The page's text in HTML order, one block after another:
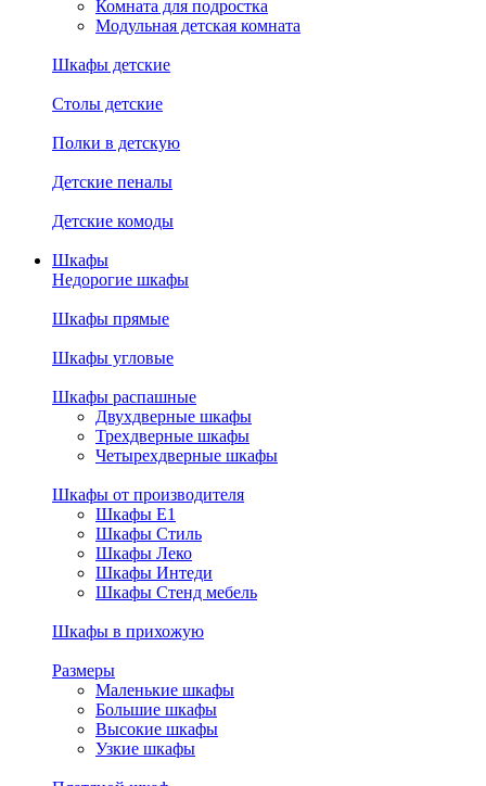
Комната для подростка
Модульная детская комната
Шкафы детские
Столы детские
Полки в детскую
Детские пеналы
Детские комоды
Шкафы
Недорогие шкафы
Шкафы прямые
Шкафы угловые
Шкафы распашные
Двухдверные шкафы
Трехдверные шкафы
Четырехдверные шкафы
Шкафы от производителя
Шкафы E1
Шкафы Стиль
Шкафы Леко
Шкафы Интеди
Шкафы Стенд мебель
Шкафы в прихожую
Размеры
Маленькие шкафы
Большие шкафы
Высокие шкафы
Узкие шкафы